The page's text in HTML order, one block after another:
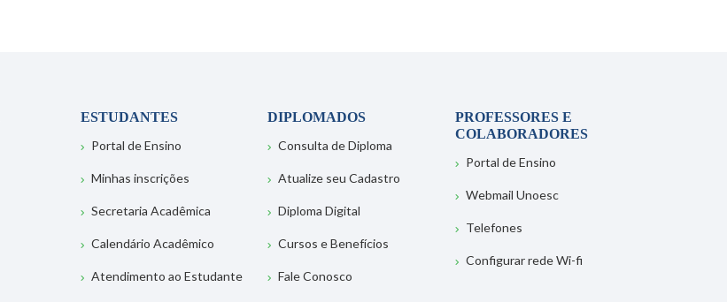
ESTUDANTES
Portal de Ensino
Minhas inscrições
Secretaria Acadêmica
Calendário Acadêmico
Atendimento ao Estudante
DIPLOMADOS
Consulta de Diploma
Atualize seu Cadastro
Diploma Digital
Cursos e Benefícios
Fale Conosco
PROFESSORES E
COLABORADORES
Portal de Ensino
Webmail Unoesc
Telefones
Configurar rede Wi-fi